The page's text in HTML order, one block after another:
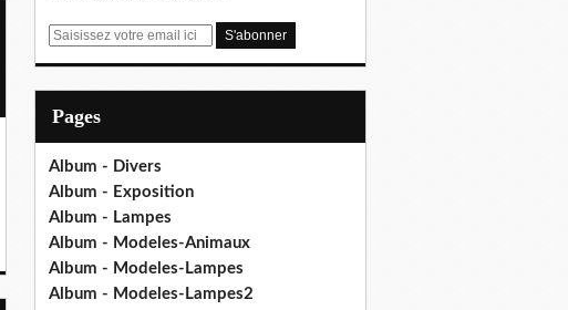
E
Pages
Album - Divers
Album - Exposition
Album - Lampes
Album - Modeles-Animaux
Album - Modeles-Lampes
Album - Modeles-Lampes2